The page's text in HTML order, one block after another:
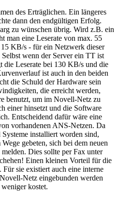
des Erträglichen. Ein längeres
dann den endgültigen Erfolg.
zu wünschen übrig. Wird z.B. ein
man eine Leserate von max. 55
KB/s - für ein Netzwerk dieser
wenn der Server ein TT ist
die Leserate bei 130 KB/s und die
ist auch in den beiden
die Schuld der Hardware sein
die erreicht werden,
benutzt, um im Novell-Netz zu
einer hinsetzt und die Software
Entscheidend dafür wäre eine
vorhandenen ANS-Netzen. Da
installiert worden sind,
gebeten, sich bei dem neuen
Dies sollte per Fax unter
Einen kleinen Vorteil für die
sie existiert auch eine interne
Netz eingebunden werden
kostet.